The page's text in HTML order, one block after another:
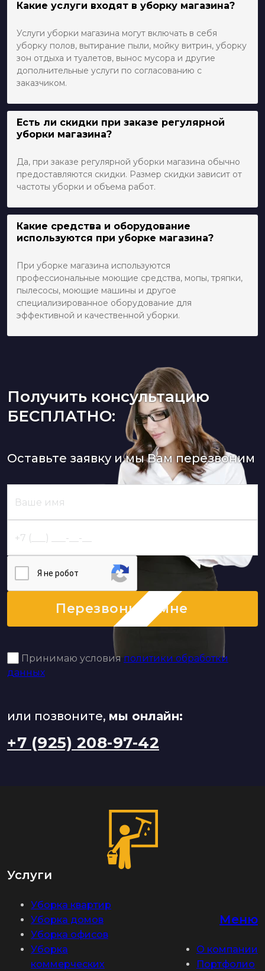
Какие услуги входят в уборку магазина?
Услуги уборки магазина могут включать в себя
уборку полов, вытирание пыли, мойку витрин, уборку
зон отдыха и туалетов, вынос мусора и другие
дополнительные услуги по согласованию с
заказчиком.
Есть ли скидки при заказе регулярной
уборки магазина?
Да, при заказе регулярной уборки магазина обычно
предоставляются скидки. Размер скидки зависит от
частоты уборки и объема работ.
Какие средства и оборудование
используются при уборке магазина?
При уборке магазина используются
профессиональные моющие средства, мопы, тряпки,
пылесосы, моющие машины и другое
специализированное оборудование для
эффективной и качественной уборки.
Получить консультацию
БЕСПЛАТНО:
Оставьте заявку и мы Вам перезвоним
Я нe poбoт
Перезвоните мне
Принимаю условия политики обработки
данных
или позвоните, мы онлайн:
+7 (925) 208-97-42
Услуги
Уборка квартир
Уборка домов
Уборка офисов
Уборка
коммерческих
Меню
О компании
Портфолио